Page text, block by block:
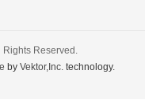
Rights Reserved.
byVektor,Inc. technology.